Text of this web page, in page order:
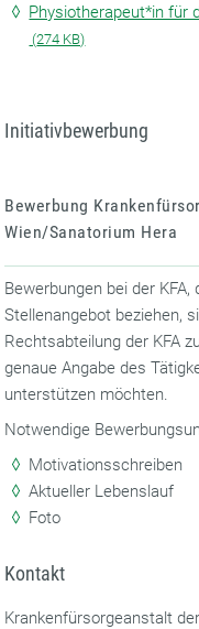
Physiotherapeut*in für
(274 KB)
Initiativbewerbung
Bewerbung
Wien/Sanatorium Hera
Bewerbungen bei der
Stellenangebot beziehen,
Rechtsabteilung der KFA
genaue Angabe des
unterstützen möchten.
Notwendige
Motivationsschreiben
Aktueller Lebenslauf
Foto
Kontakt
Krankenfürsorgeanstalt